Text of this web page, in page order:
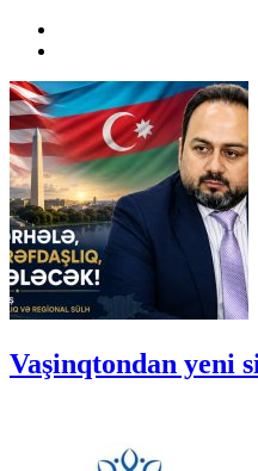
Vaşinqtondan yeni